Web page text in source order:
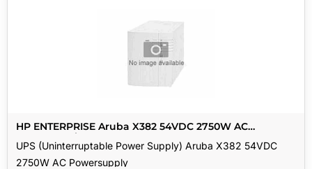
HP ENTERPRISE Aruba X382 54VDC 2750W AC
Powersupply
UPS (Uninterruptable Power Supply) Aruba X382 54VDC
2750W AC Powersupply